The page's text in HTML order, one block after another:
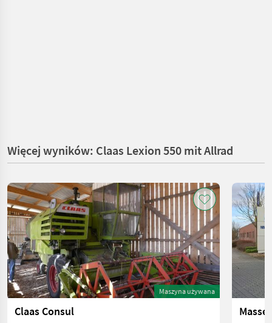
Więcej wyników: Claas Lexion 550 mit Allrad
Maszyna używana
Claas Consul